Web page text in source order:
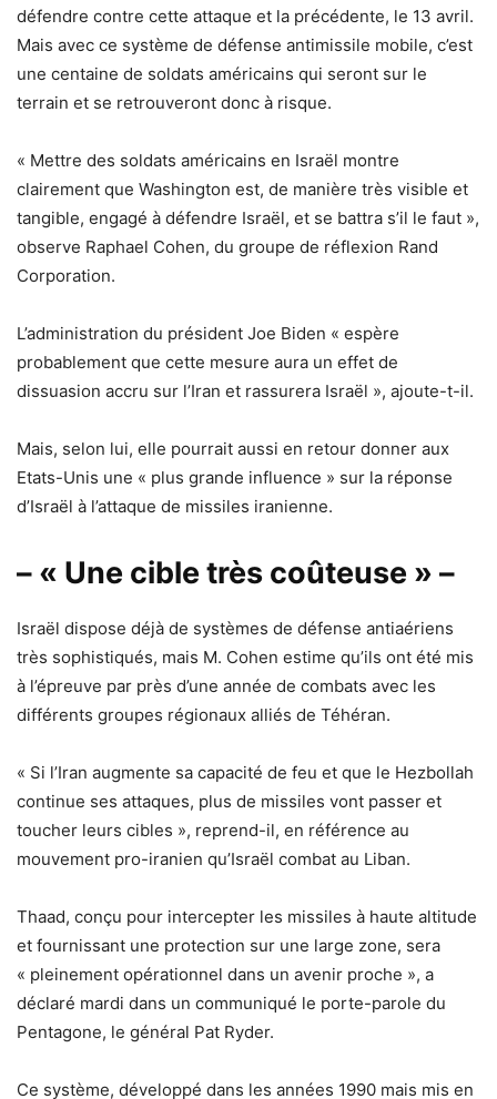
défendre contre cette attaque et la précédente, le 13 avril.
Mais avec ce système de défense antimissile mobile, c’est
une centaine de soldats américains qui seront sur le
terrain et se retrouveront donc à risque.
« Mettre des soldats américains en Israël montre
clairement que Washington est, de manière très visible et
tangible, engagé à défendre Israël, et se battra s’il le faut »,
observe Raphael Cohen, du groupe de réflexion Rand
Corporation.
L’administration du président Joe Biden « espère
probablement que cette mesure aura un effet de
dissuasion accru sur l’Iran et rassurera Israël », ajoute-t-il.
Mais, selon lui, elle pourrait aussi en retour donner aux
Etats-Unis une « plus grande influence » sur la réponse
d’Israël à l’attaque de missiles iranienne.
– « Une cible très coûteuse » –
Israël dispose déjà de systèmes de défense antiaériens
très sophistiqués, mais M. Cohen estime qu’ils ont été mis
à l’épreuve par près d’une année de combats avec les
différents groupes régionaux alliés de Téhéran.
« Si l’Iran augmente sa capacité de feu et que le Hezbollah
continue ses attaques, plus de missiles vont passer et
toucher leurs cibles », reprend-il, en référence au
mouvement pro-iranien qu’Israël combat au Liban.
Thaad, conçu pour intercepter les missiles à haute altitude
et fournissant une protection sur une large zone, sera
« pleinement opérationnel dans un avenir proche », a
déclaré mardi dans un communiqué le porte-parole du
Pentagone, le général Pat Ryder.
Ce système, développé dans les années 1990 mais mis en